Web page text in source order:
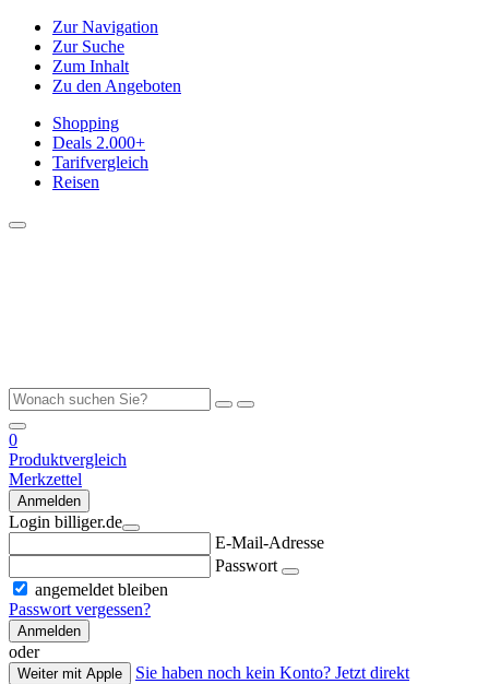
Zur Navigation
Zur Suche
Zum Inhalt
Zu den Angeboten
Shopping
Deals 2.000+
Tarifvergleich
Reisen
0
Produktvergleich
Merkzettel
Anmelden
Login billiger.de
E-Mail-Adresse
Passwort
angemeldet bleiben
Passwort vergessen?
Anmelden
oder
Weiter mit Apple
Sie haben noch kein Konto? Jetzt direkt